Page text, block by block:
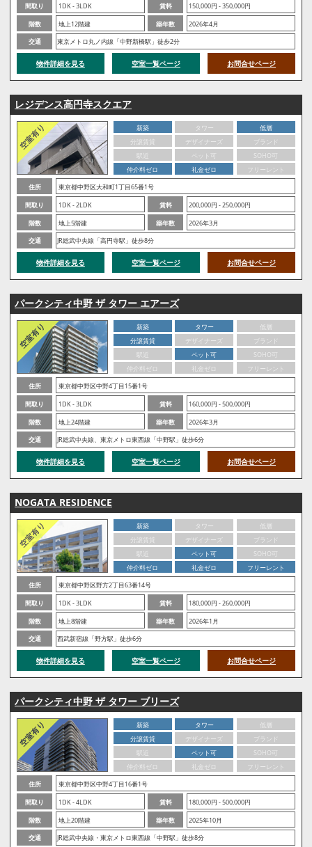
間取り
1DK - 3LDK 賃料
150,000円 - 350,000円
階数
地上12階建 築年数
2026年4月
交通
東京メトロ丸ノ内線「中野新橋駅」徒歩2分
物件詳細を見る 空室一覧ページ お問合せページ
レジデンス高円寺スクエア
新築 タワー
低層
分譲賃貸
デザイナーズ
ブランド
駅近
ペット可
SOHO可
仲介料ゼロ
礼金ゼロ
フリーレント
住所
東京都中野区大和町1丁目65番1号
間取り
1DK - 2LDK 賃料
200,000円 - 250,000円
階数
地上5階建 築年数
2026年3月
交通
JR総武中央線「高円寺駅」徒歩8分
物件詳細を見る 空室一覧ページ お問合せページ
パークシティ中野 ザ タワー エアーズ
新築 タワー
低層
分譲賃貸
デザイナーズ
ブランド
駅近
ペット可
SOHO可
仲介料ゼロ
礼金ゼロ
フリーレント
住所
東京都中野区中野4丁目15番1号
間取り
1DK - 3LDK 賃料
160,000円 - 500,000円
階数
地上24階建 築年数
2026年3月
交通
JR総武中央線、東京メトロ東西線「中野駅」徒歩6分
物件詳細を見る 空室一覧ページ お問合せページ
NOGATA RESIDENCE
新築 タワー
低層
分譲賃貸
デザイナーズ
ブランド
駅近
ペット可
SOHO可
仲介料ゼロ
礼金ゼロ
フリーレント
住所
東京都中野区野方2丁目63番14号
間取り
1DK - 3LDK 賃料
180,000円 - 260,000円
階数
地上8階建 築年数
2026年1月
交通
西武新宿線「野方駅」徒歩6分
物件詳細を見る 空室一覧ページ お問合せページ
パークシティ中野 ザ タワー ブリーズ
新築 タワー
低層
分譲賃貸
デザイナーズ
ブランド
駅近
ペット可
SOHO可
仲介料ゼロ
礼金ゼロ
フリーレント
住所
東京都中野区中野4丁目16番1号
間取り
1DK - 4LDK 賃料
180,000円 - 500,000円
階数
地上20階建 築年数
2025年10月
交通
JR総武中央線・東京メトロ東西線「中野駅」徒歩8分